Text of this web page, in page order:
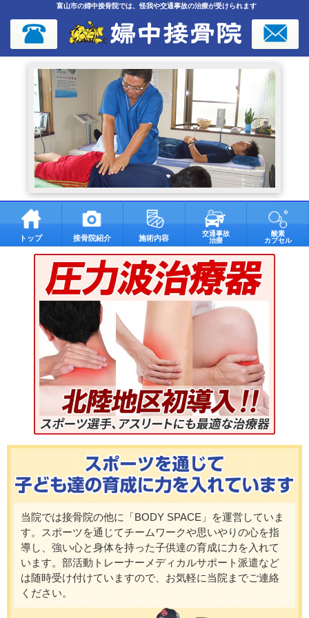
富山市の婦中接骨院では、怪我や交通事故の治療が受けられます
トップ 接骨院紹介 施術内容
交通事故
治療
酸素
カプセル
当院では接骨院の他に「BODY SPACE」を運営していま
す。スポーツを通じてチームワークや思いやりの心を指
導し、強い心と身体を持った子供達の育成に力を入れて
います。部活動トレーナーメディカルサポート派遣など
は随時受け付けていますので、お気軽に当院までご連絡
ください。